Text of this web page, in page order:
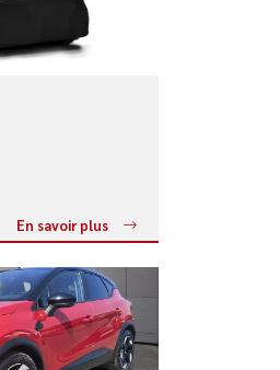
En savoir plus